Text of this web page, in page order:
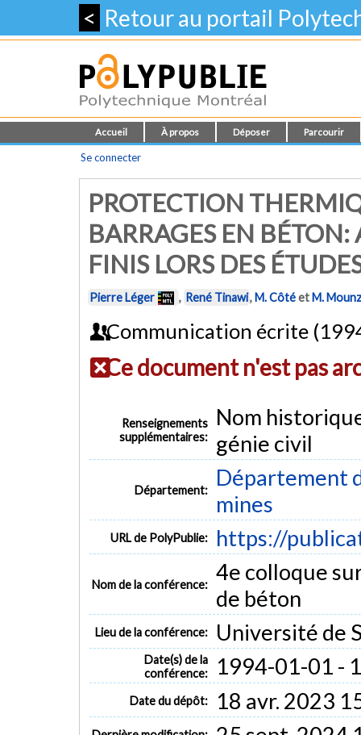
< Retour au portail
Accueil À propos Déposer Parcourir
Se connecter
PROTECTION
BARRAGES EN
FINIS LORS DES
Pierre Léger , René Tinawi,M. CôtéetM.
Communication écrite
Ce document n'est pas
Renseignements
supplémentaires:
Nom
génie civil
Département:
Département
mines
URL de PolyPublie: https://
Nom de la conférence: 4e colloque
de béton
Lieu de la conférence: Université de
Date(s) de la
conférence:
1994-01-01 -
Date du dépôt: 18 avr. 2023